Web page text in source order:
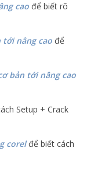
cao để biết rõ
tới nâng cao để
bản tới nâng cao
Setup + Crack
corelđể biết cách